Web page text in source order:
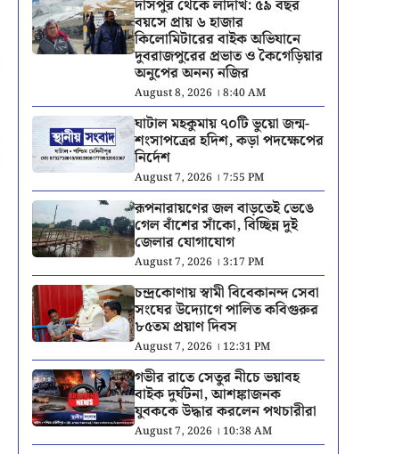
দাসপুর থেকে লাদাখ: ৫৯ বছর
বয়সে প্রায় ৬ হাজার
কিলোমিটারের বাইক অভিযানে
দুবরাজপুরের প্রভাত ও কৈগেড়িয়ার
অনুপের অনন্য নজির
August 8, 2026 । 8:40 AM
ঘাটাল মহকুমায় ৭০টি ভুয়ো জন্ম-
শংসাপত্রের হদিশ, কড়া পদক্ষেপের
নির্দেশ
August 7, 2026 । 7:55 PM
রূপনারায়ণের জল বাড়তেই ভেঙে
গেল বাঁশের সাঁকো, বিচ্ছিন্ন দুই
জেলার যোগাযোগ
August 7, 2026 । 3:17 PM
চন্দ্রকোণায় স্বামী বিবেকানন্দ সেবা
সংঘের উদ্যোগে পালিত কবিগুরুর
৮৫তম প্রয়াণ দিবস
August 7, 2026 । 12:31 PM
গভীর রাতে সেতুর নীচে ভয়াবহ
বাইক দুর্ঘটনা, আশঙ্কাজনক
যুবককে উদ্ধার করলেন পথচারীরা
August 7, 2026 । 10:38 AM